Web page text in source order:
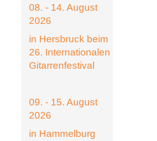
08. - 14. August
2026
in Hersbruck beim
26. Internationalen
Gitarrenfestival
09. - 15. August
2026
in Hammelburg